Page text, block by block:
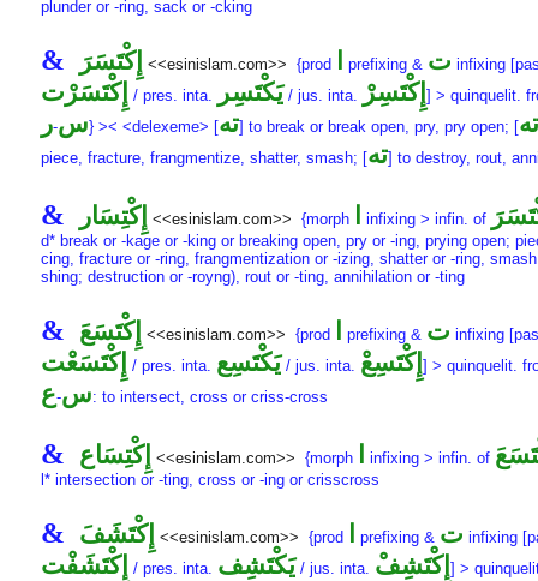
plunder or -ring, sack or -cking
& إِكْتَسَرَ <<esinislam.com>> {prod prefixing & ت infixing
إِكْتَسَرْت / pres. inta. يَكْتَسِر / jus. inta. إِكْتَسِرْ ] > quinquelit.
س-ر } >< <delexeme> [ته] to break or break open, pry, pry open; [ته
piece, fracture, frangmentize, shatter, smash; [ته] to destroy, rout,
& إِكْتِسَار <<esinislam.com>> {morph infixing > infin. of
d* break or -kage or -king or breaking open, pry or -ing, prying open;
cing, fracture or -ring, frangmentization or -izing, shatter or -ring,
shing; destruction or -royng), rout or -ting, annihilation or -ting
& إِكْتَسَعَ <<esinislam.com>> {prod prefixing & ت infixing
إِكْتَسَعْت / pres. inta. يَكْتَسِع / jus. inta. إِكْتَسِعْ ] > quinquelit.
س-ع : to intersect, cross or criss-cross
& إِكْتِسَاع <<esinislam.com>> {morph infixing > infin. of
l* intersection or -ting, cross or -ing or crisscross
& إِكْتَشَفَ <<esinislam.com>> {prod prefixing & ت infixing
إِكْتَشَفْت / pres. inta. يَكْتَشِف / jus. inta. إِكْتَشِفْ ] >